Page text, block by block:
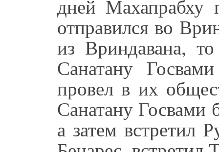
дней Махапрабху
отправился во
из Вриндавана,
Санатану
провел в их
Санатану Госвами
а затем встретил